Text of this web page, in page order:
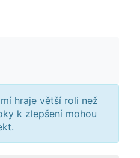
hraje větší roli než
k zlepšení mohou